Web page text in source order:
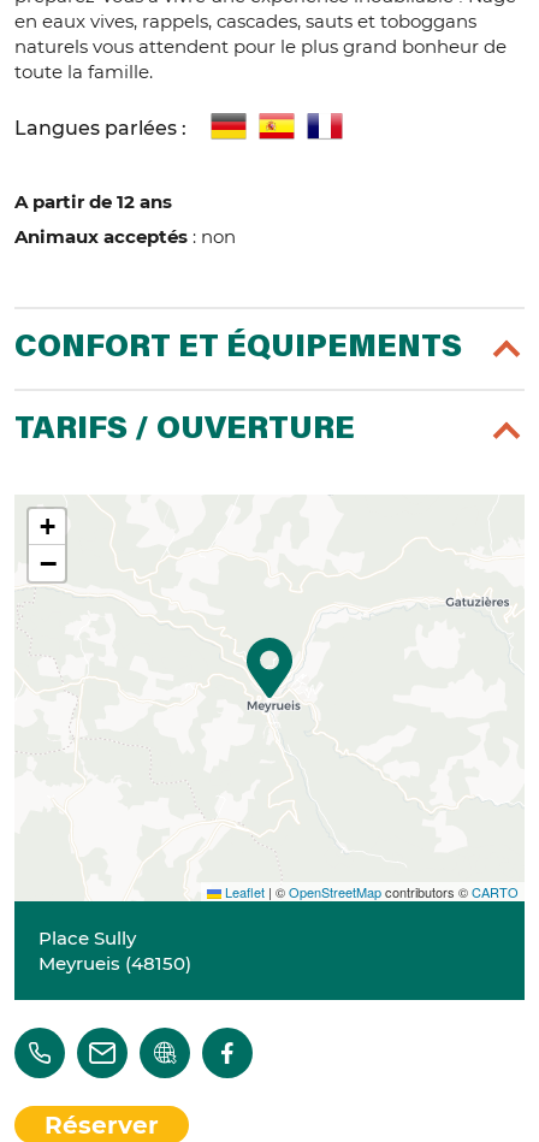
en eaux vives, rappels, cascades, sauts et toboggans
naturels vous attendent pour le plus grand bonheur de
toute la famille.
Langues parlées :
A partir de 12 ans
Animaux acceptés : non
CONFORT ET ÉQUIPEMENTS
TARIFS / OUVERTURE
+
−
Leaflet | ©OpenStreetMapcontributors ©CARTO
Place Sully
Meyrueis (48150)
Réserver